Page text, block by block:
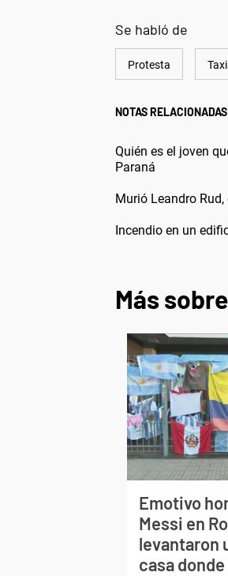
Se habló de
Protesta
NOTAS RELACIONADAS
Quién es el joven
Paraná
Murió Leandro
Incendio en un
Más
Emotivo
Messi en
levantaron
casa